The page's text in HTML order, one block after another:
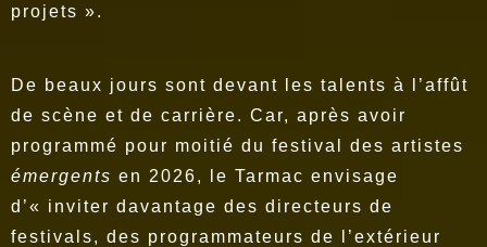
projets ».
De beaux jours sont devant les talents à l’affût
de scène et de carrière. Car, après avoir
programmé pour moitié du festival des artistes
émergents en 2026, le Tarmac envisage
d’« inviter davantage des directeurs de
festivals, des programmateurs de l’extérieur